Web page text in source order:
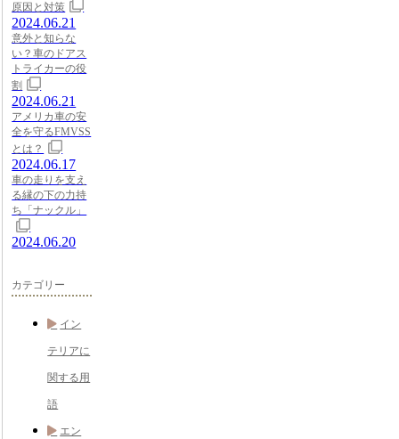
原因と対策
2024.06.21
意外と知らな
い？車のドアス
トライカーの役
割
2024.06.21
アメリカ車の安
全を守るFMVSS
とは？
2024.06.17
車の走りを支え
る縁の下の力持
ち「ナックル」
2024.06.20
カテゴリー
イン
テリアに
関する用
語
エン